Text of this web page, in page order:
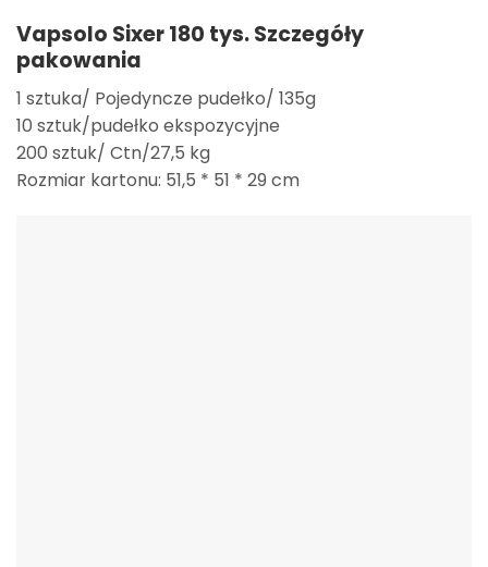
Vapsolo Sixer 180 tys.Szczegóły
pakowania
1 sztuka/ Pojedyncze pudełko/ 135g
10 sztuk/pudełko ekspozycyjne
200 sztuk/ Ctn/27,5 kg
Rozmiar kartonu: 51,5 * 51 * 29 cm